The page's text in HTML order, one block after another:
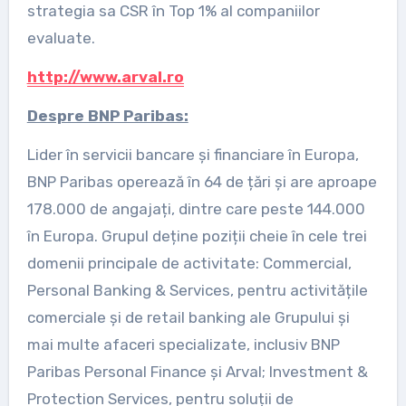
strategia sa CSR în Top 1% al companiilor
evaluate.
http://www.arval.ro
Despre BNP Paribas:
Lider în servicii bancare și financiare în Europa,
BNP Paribas operează în 64 de țări și are aproape
178.000 de angajați, dintre care peste 144.000
în Europa. Grupul deține poziții cheie în cele trei
domenii principale de activitate: Commercial,
Personal Banking & Services, pentru activitățile
comerciale și de retail banking ale Grupului și
mai multe afaceri specializate, inclusiv BNP
Paribas Personal Finance și Arval; Investment &
Protection Services, pentru soluții de